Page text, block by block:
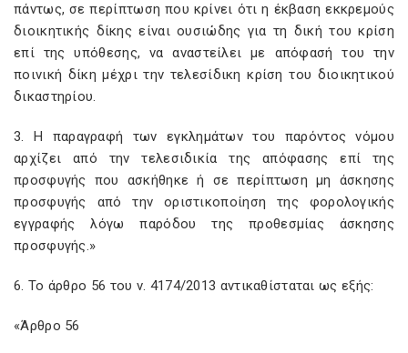
πάντως, σε περίπτωση που κρίνει ότι η έκβαση εκκρεμούς
διοικητικής δίκης είναι ουσιώδης για τη δική του κρίση
επί της υπόθεσης, να αναστείλει με απόφασή του την
ποινική δίκη μέχρι την τελεσίδικη κρίση του διοικητικού
δικαστηρίου.
3. Η παραγραφή των εγκλημάτων του παρόντος νόμου
αρχίζει από την τελεσιδικία της απόφασης επί της
προσφυγής που ασκήθηκε ή σε περίπτωση μη άσκησης
προσφυγής από την οριστικοποίηση της φορολογικής
εγγραφής λόγω παρόδου της προθεσμίας άσκησης
προσφυγής.»
6. Το άρθρο 56 του ν. 4174/2013 αντικαθίσταται ως εξής:
«Άρθρο 56